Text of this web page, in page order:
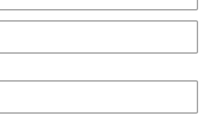
companies that drive
parks.